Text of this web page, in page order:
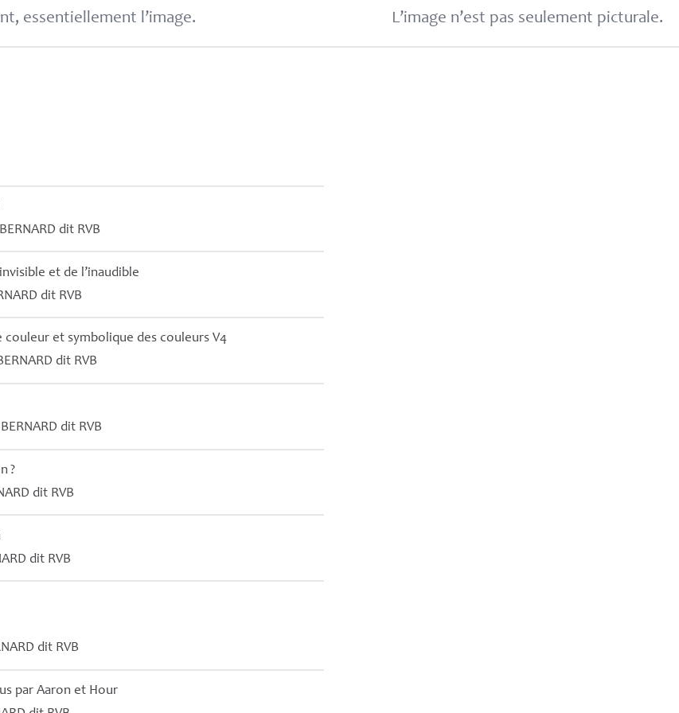
essentiellement l’image. L’image n’est pas seulement picturale.
BERNARD dit RVB
et de l’inaudible
dit RVB
couleur et symbolique des couleurs V4
dit RVB
BERNARD dit RVB
?
dit RVB
dit RVB
dit RVB
par Aaron et Hour